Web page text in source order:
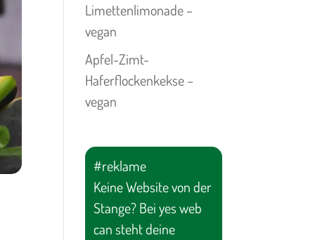
Limettenlimonade –
vegan
Apfel-Zimt-
Haferflockenkekse –
vegan
#reklame
Keine Website von der
Stange? Bei yes web
can steht deine